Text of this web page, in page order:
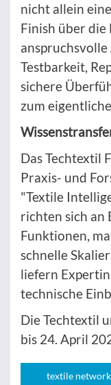
nicht allein
Finish über
Testbarkeit,
sichere
zum
Das Techtextil
Praxis- und
"Textile
richten sich an
Funktionen,
schnelle
liefern
technische
Die Techtextil
bis 24. April
textile